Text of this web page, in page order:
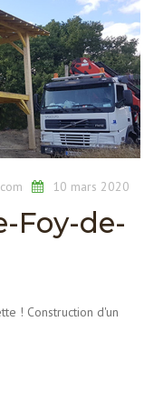
10 mars 2020
Foy-de-
! Construction d'un